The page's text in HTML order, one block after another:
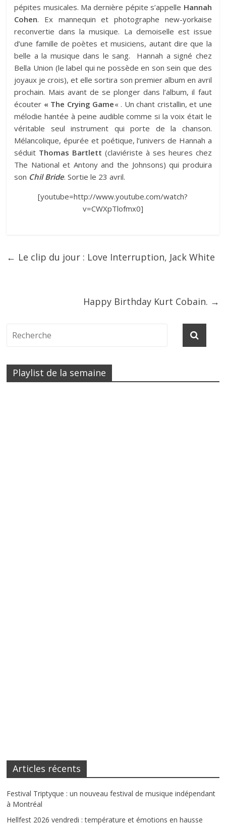
pépites musicales. Ma dernière pépite s’appelle Hannah
Cohen. Ex mannequin et photographe new-yorkaise
reconvertie dans la musique. La demoiselle est issue
d’une famille de poètes et musiciens, autant dire que la
belle a la musique dans le sang. Hannah a signé chez
Bella Union (le label qui ne possède en son sein que des
joyaux je crois), et elle sortira son premier album en avril
prochain. Mais avant de se plonger dans l’album, il faut
écouter « The Crying Game« . Un chant cristallin, et une
mélodie hantée à peine audible comme si la voix était le
véritable seul instrument qui porte de la chanson.
Mélancolique, épurée et poétique, l’univers de Hannah a
séduit Thomas Bartlett (claviériste à ses heures chez
The National et Antony and the Johnsons) qui produira
son Chil Bride. Sortie le 23 avril.
[youtube=http://www.youtube.com/watch?
v=CWXpTlofmx0]
← Le clip du jour : Love Interruption, Jack White
Happy Birthday Kurt Cobain. →
Playlist de la semaine
Articles récents
Festival Triptyque : un nouveau festival de musique indépendant
à Montréal
Hellfest 2026 vendredi : température et émotions en hausse